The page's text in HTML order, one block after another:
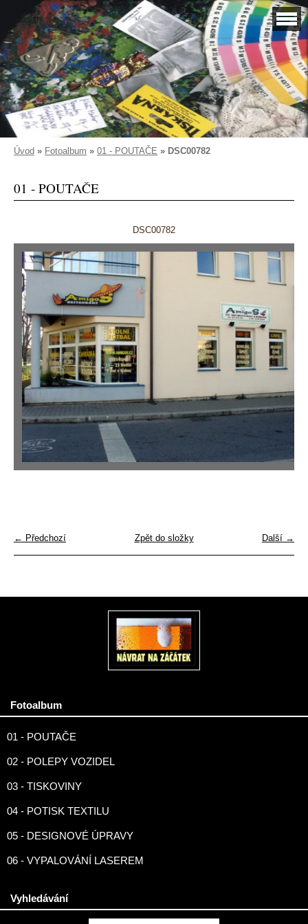
Úvod » Fotoalbum » 01 - POUTAČE » DSC00782
01 - POUTAČE
DSC00782
← Předchozí Další →
Zpět do složky
Fotoalbum
01 - POUTAČE
02 - POLEPY VOZIDEL
03 - TISKOVINY
04 - POTISK TEXTILU
05 - DESIGNOVÉ ÚPRAVY
06 - VYPALOVÁNÍ LASEREM
Vyhledávání